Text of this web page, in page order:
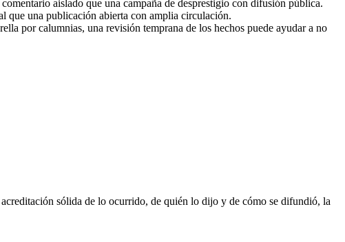
aislado que una campaña de desprestigio con difusión pública.
que una publicación abierta con amplia circulación.
por calumnias, una revisión temprana de los hechos puede ayudar a no
sólida de lo ocurrido, de quién lo dijo y de cómo se difundió, la